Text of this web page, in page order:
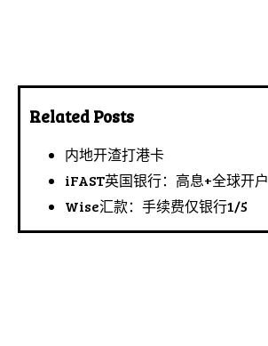
Related Posts
内地开渣打港卡
iFAST英国银行：高息+全球开户
Wise汇款：手续费仅银行1/5